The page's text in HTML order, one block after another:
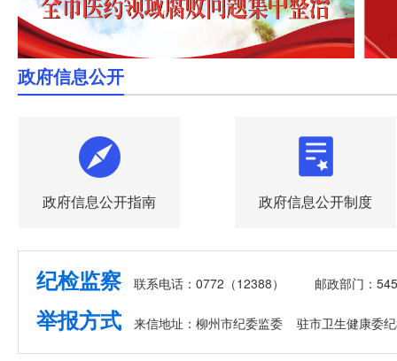
政府信息公开
政府信息公开指南 政府信息公开制度
纪检监察 联系电话：0772（12388） 邮政部门：
举报方式 来信地址：柳州市纪委监委 驻市卫生健康委